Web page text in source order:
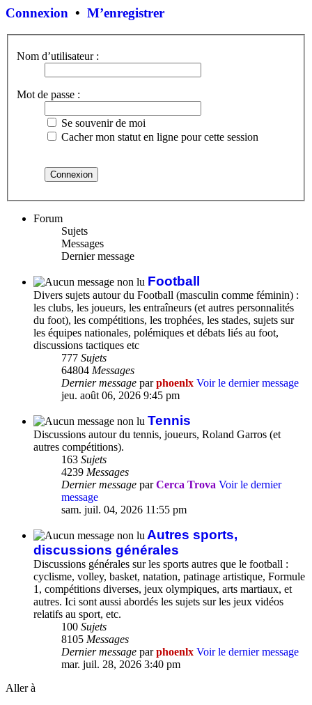
Connexion • M’enregistrer
Nom d’utilisateur :
Mot de passe :
Se souvenir de moi
Cacher mon statut en ligne pour cette session
Forum
Sujets
Messages
Dernier message
Football
Divers sujets autour du Football (masculin comme féminin) :
les clubs, les joueurs, les entraîneurs (et autres personnalités
du foot), les compétitions, les trophées, les stades, sujets sur
les équipes nationales, polémiques et débats liés au foot,
discussions tactiques etc
777 Sujets
64804 Messages
Dernier message parphoenlx Voir le dernier message
jeu. août 06, 2026 9:45 pm
Tennis
Discussions autour du tennis, joueurs, Roland Garros (et
autres compétitions).
163 Sujets
4239 Messages
Dernier message parCerca Trova Voir le dernier
message
sam. juil. 04, 2026 11:55 pm
Autres sports,
discussions générales
Discussions générales sur les sports autres que le football :
cyclisme, volley, basket, natation, patinage artistique, Formule
1, compétitions diverses, jeux olympiques, arts martiaux, et
autres. Ici sont aussi abordés les sujets sur les jeux vidéos
relatifs au sport, etc.
100 Sujets
8105 Messages
Dernier message parphoenlx Voir le dernier message
mar. juil. 28, 2026 3:40 pm
Aller à